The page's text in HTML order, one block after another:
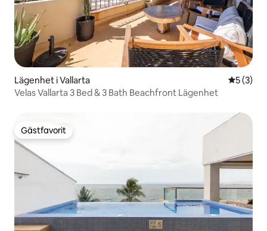
Lägenhet i Vallarta 5 av 5 i
5 (3)
Velas Vallarta 3 Bed & 3 Bath Beachfront Lägenhet
Gästfavorit
Gästfavorit